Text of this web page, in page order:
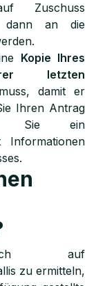
Zuschuss
dann an die
Kopie Ihres
letzten
damit er
Ihren Antrag
Sie ein
Informationen
auf
zu ermitteln,